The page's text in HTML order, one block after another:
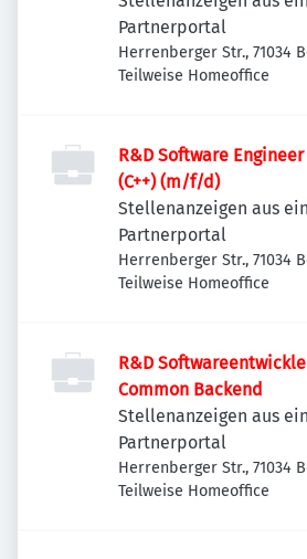
Partnerportal
Herrenberger Str., 71034
Deutschland
Teilweise Homeoffice
R&D Software
(C++) (m/f/d)
Stellenanzeigen aus
Partnerportal
Herrenberger Str., 71034
Deutschland
Teilweise Homeoffice
R&D
Common Backend
Stellenanzeigen aus
Partnerportal
Herrenberger Str., 71034
Deutschland
Teilweise Homeoffice